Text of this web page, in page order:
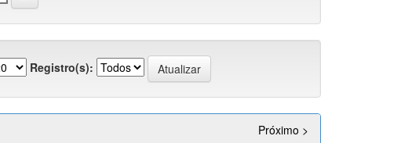
Registro(s):
Próximo >